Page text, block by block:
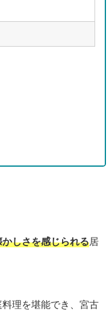
かしさを感じられる居
理を堪能でき、宮古